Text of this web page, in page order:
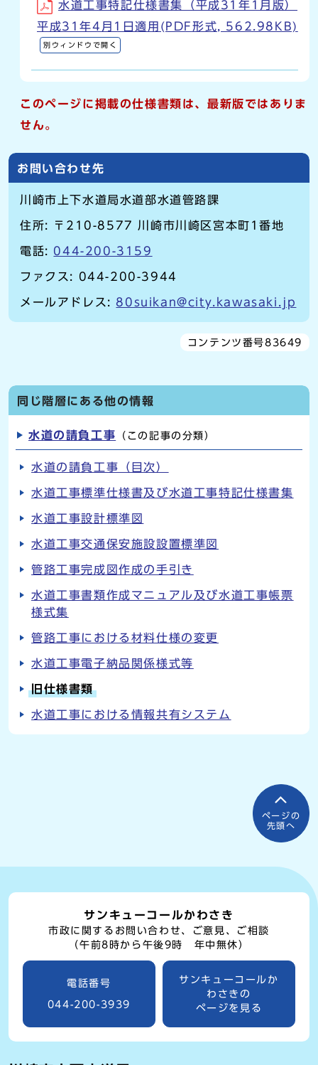
水道工事特記仕様書集（平成31年1月版）
平成31年4月1日適用(PDF形式, 562.98KB)
別ウィンドウで開く
このページに掲載の仕様書類は、最新版ではありま
せん。
お問い合わせ先
川崎市上下水道局水道部水道管路課
住所: 〒210-8577 川崎市川崎区宮本町1番地
電話: 044-200-3159
ファクス: 044-200-3944
メールアドレス: 80suikan@city.kawasaki.jp
コンテンツ番号83649
同じ階層にある他の情報
水道の請負工事 （この記事の分類）
水道の請負工事（目次）
水道工事標準仕様書及び水道工事特記仕様書集
水道工事設計標準図
水道工事交通保安施設設置標準図
管路工事完成図作成の手引き
水道工事書類作成マニュアル及び水道工事帳票
様式集
管路工事における材料仕様の変更
水道工事電子納品関係様式等
旧仕様書類
水道工事における情報共有システム
ページの
先頭へ
サンキューコールかわさき
市政に関するお問い合わせ、ご意見、ご相談
（午前8時から午後9時 年中無休）
電話番号
044-200-3939
サンキューコールか
わさきの
ページを見る